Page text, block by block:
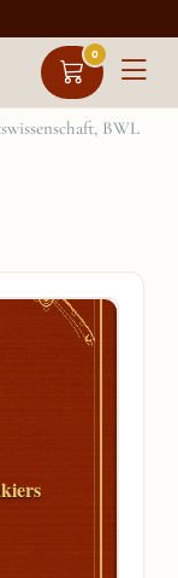
0
BWL